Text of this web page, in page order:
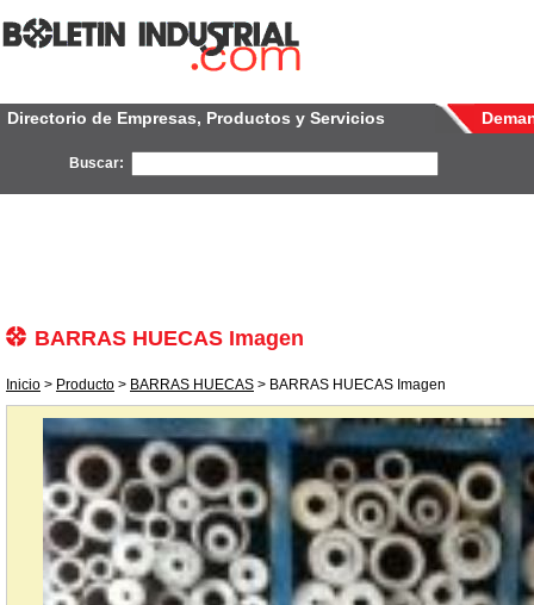
Directorio de Empresas, Productos y Servicios
Buscar:
BARRAS HUECAS Imagen
Inicio > Producto > BARRAS HUECAS > BARRAS HUECAS Imagen